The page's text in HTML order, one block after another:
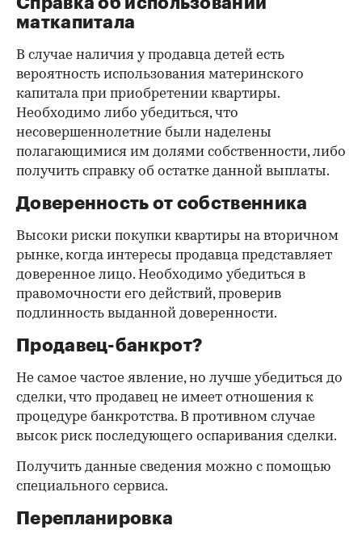
маткапитала
В случае наличия у продавца детей есть
вероятность использования материнского
капитала при приобретении квартиры.
Необходимо либо убедиться, что
несовершеннолетние были наделены
полагающимися им долями собственности, либо
получить справку об остатке данной выплаты.
Доверенность от собственника
Высоки риски покупки квартиры на вторичном
рынке, когда интересы продавца представляет
доверенное лицо. Необходимо убедиться в
правомочности его действий, проверив
подлинность выданной доверенности.
Продавец-банкрот?
Не самое частое явление, но лучше убедиться до
сделки, что продавец не имеет отношения к
процедуре банкротства. В противном случае
высок риск последующего оспаривания сделки.
Получить данные сведения можно с помощью
специального сервиса.
Перепланировка